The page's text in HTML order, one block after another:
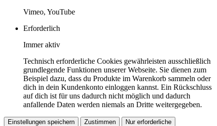
Vimeo, YouTube
Erforderlich
Immer aktiv
Technisch erforderliche Cookies gewährleisten ausschließlich
grundlegende Funktionen unserer Webseite. Sie dienen zum
Beispiel dazu, dass du Produkte im Warenkorb sammeln oder
dich in dein Kundenkonto einloggen kannst. Ein Rückschluss
auf dich ist für uns dadurch nicht möglich und dadurch
anfallende Daten werden niemals an Dritte weitergegeben.
Einstellungen speichern Zustimmen Nur erforderliche